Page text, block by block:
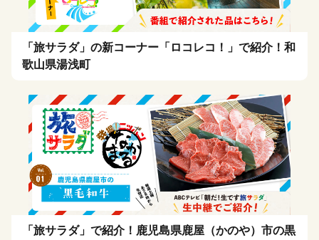
「旅サラダ」の新コーナー「ロコレコ！」で紹介！和
歌山県湯浅町
「旅サラダ」で紹介！鹿児島県鹿屋（かのや）市の黒